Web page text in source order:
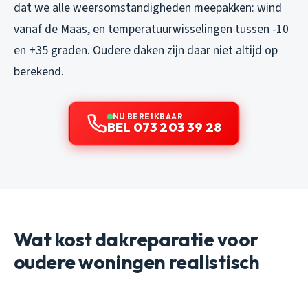
dat we alle weersomstandigheden meepakken: wind
vanaf de Maas, en temperatuurwisselingen tussen -10
en +35 graden. Oudere daken zijn daar niet altijd op
berekend.
NU BEREIKBAAR
BEL 073 203 39 28
Wat kost dakreparatie voor
oudere woningen realistisch